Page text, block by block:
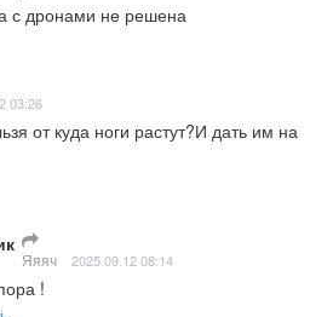
с дронами не решена
03:26
от куда ноги растут?И дать им на
Яяяч 2025.09.12 08:14
!